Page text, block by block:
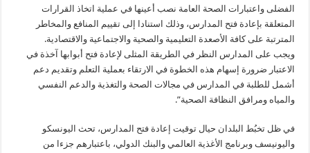
الفضلى واعتبارات الصحة العامة نصب أعينها في عملية اتخاذ القرارات
المتعلقة بإعادة فتح المدارس، وذلك استنادا إلى تقييم المنافع والمخاطر
المترتبة على كافة الأصعدة التعليمية والصحية والاجتماعية والاقتصادية.
ويجب على المدارس النظر في الطريقة المثلى لإعادة فتح أبوابها آخذة في
الاعتبار ضرورة إسهام هذه الخطوة في الارتقاء بعملية التعلم وتقديم دعم
أشمل للطلبة في المدارس في مجالات الصحة والتغذية والدعم النفسي
والمياه ومرافق النظافة الصحية”.
في ظل تخبُط البلدان حيال توقيت إعادة فتح المدارس، تحث اليونسكو
واليونيسف وبرنامج الأغذية العالمي والبنك الدولي، باعتبارهم جزءا من